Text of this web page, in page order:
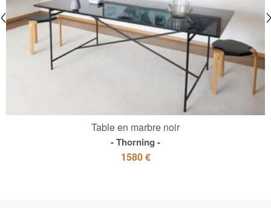
Table en marbre noir
Thorning
1580 €